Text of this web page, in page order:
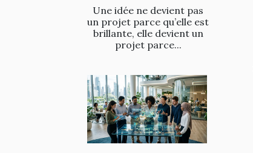
Une idée ne devient pas
un projet parce qu’elle est
brillante, elle devient un
projet parce...